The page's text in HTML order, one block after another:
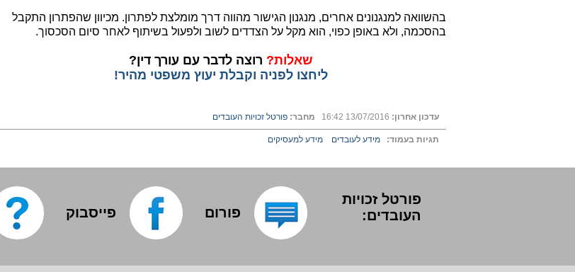
בהשוואה למנגנונים אחרים, מנגנון הגישור מהווה דרך מומלצת לפתרון. מכיוון שהפתרון התקבל
בהסכמה, ולא באופן כפוי, הוא מקל על הצדדים לשוב ולפעול בשיתוף לאחר סיום הסכסוך.
שאלות? רוצה לדבר עם עורך דין?
ליחצו לפניה וקבלת יעוץ משפטי מהיר!
עדכון אחרון: מחבר: פורטל זכויות העובדים
תגיות בעמוד: מידע לעובדים מידע למעסיקים
פורטל זכויות
העובדים:
פורום פייסבוק